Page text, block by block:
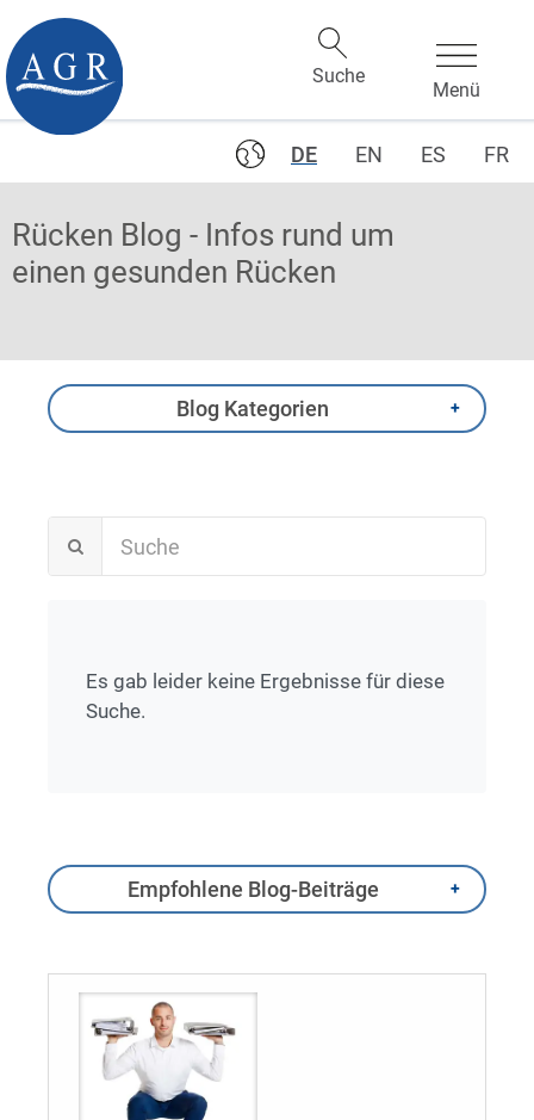
DE EN ES FR
Rücken Blog - Infos rund um
einen gesunden Rücken
Blog Kategorien
Es gab leider keine Ergebnisse für diese
Suche.
Empfohlene Blog-Beiträge